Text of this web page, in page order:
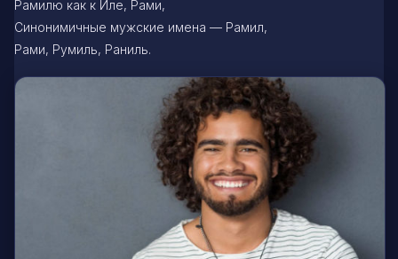
Рамилю как к Иле, Рами,
Синонимичные мужские имена — Рамил,
Рами, Румиль, Раниль.